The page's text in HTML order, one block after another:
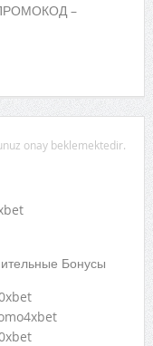
–
onay beklemektedir.
Бонусы